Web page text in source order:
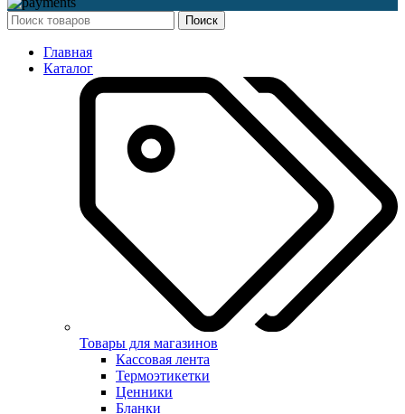
Поиск
Главная
Каталог
Товары для магазинов
Кассовая лента
Термоэтикетки
Ценники
Бланки